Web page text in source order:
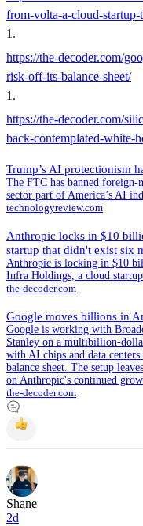
from-volta-a-cloud-
1 .
https://the-decoder.com/
risk-off-its-balance-sheet/
1 .
https://the-decoder.com/
back-contemplated-white-
Trump’s AI protectionism
The FTC has banned foreign-
sector part of America’s AI
technologyreview.com
Anthropic locks in $10
startup that didn't exist six
Anthropic is locking in $10
Infra Holdings, a cloud
the-decoder.com
Google moves billions in
Google is working with
Stanley on a multibillion-
with AI chips and data
balance sheet. The setup
on Anthropic's continued
the-decoder.com
Shane
2d